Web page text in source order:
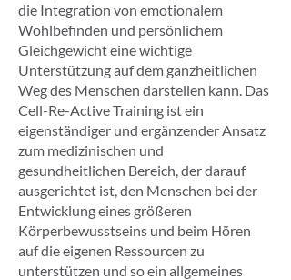
die Integration von emotionalem
Wohlbefinden und persönlichem
Gleichgewicht eine wichtige
Unterstützung auf dem ganzheitlichen
Weg des Menschen darstellen kann. Das
Cell-Re-Active Training ist ein
eigenständiger und ergänzender Ansatz
zum medizinischen und
gesundheitlichen Bereich, der darauf
ausgerichtet ist, den Menschen bei der
Entwicklung eines größeren
Körperbewusstseins und beim Hören
auf die eigenen Ressourcen zu
unterstützen und so ein allgemeines